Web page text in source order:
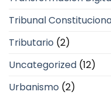
Tribunal
Tributario (2)
Uncategorized (12)
Urbanismo (2)